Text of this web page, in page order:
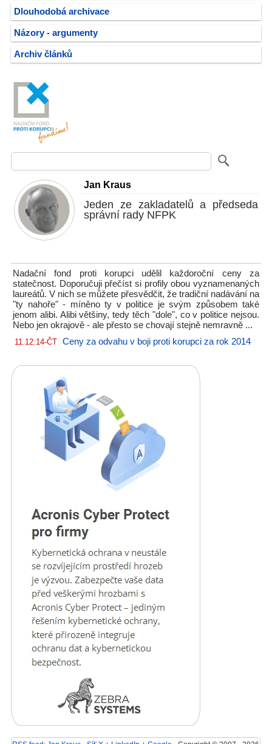
Dlouhodobá archivace
Názory - argumenty
Archiv článků
Jan Kraus
Jeden ze zakladatelů a předseda
správní rady NFPK
Nadační fond proti korupci udělil každoroční ceny za
statečnost. Doporučuji přečíst si profily obou vyznamenaných
laureátů. V nich se můžete přesvědčit, že tradiční nadávání na
"ty nahoře" - míněno ty v politice je svým způsobem také
jenom alibi. Alibi většiny, tedy těch "dole", co v politice nejsou.
Nebo jen okrajově - ale přesto se chovají stejně nemravně ...
11.12.14-ČT Ceny za odvahu v boji proti korupci za rok 2014